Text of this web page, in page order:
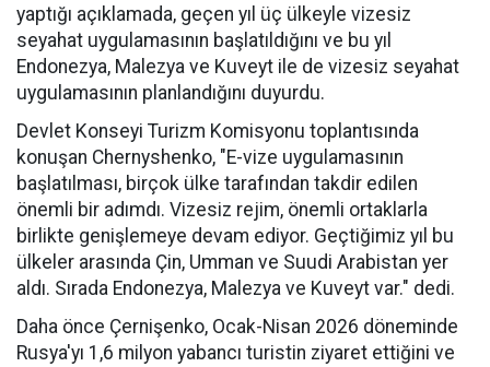
yaptığı açıklamada, geçen yıl üç ülkeyle vizesiz
seyahat uygulamasının başlatıldığını ve bu yıl
Endonezya, Malezya ve Kuveyt ile de vizesiz seyahat
uygulamasının planlandığını duyurdu.
Devlet Konseyi Turizm Komisyonu toplantısında
konuşan Chernyshenko, "E-vize uygulamasının
başlatılması, birçok ülke tarafından takdir edilen
önemli bir adımdı. Vizesiz rejim, önemli ortaklarla
birlikte genişlemeye devam ediyor. Geçtiğimiz yıl bu
ülkeler arasında Çin, Umman ve Suudi Arabistan yer
aldı. Sırada Endonezya, Malezya ve Kuveyt var." dedi.
Daha önce Çernişenko, Ocak-Nisan 2026 döneminde
Rusya'yı 1,6 milyon yabancı turistin ziyaret ettiğini ve